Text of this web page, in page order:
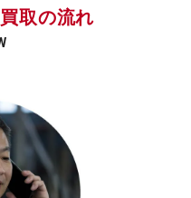
取の流れ